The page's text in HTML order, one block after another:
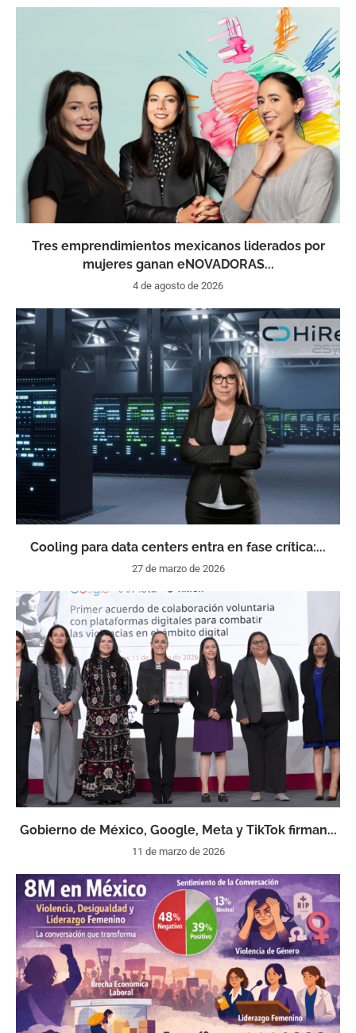
Tres emprendimientos mexicanos liderados por
mujeres ganan eNOVADORAS...
4 de agosto de 2026
Cooling para data centers entra en fase crítica:...
27 de marzo de 2026
Gobierno de México, Google, Meta y TikTok firman...
11 de marzo de 2026